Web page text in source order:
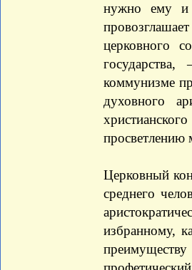
нужно ему и
церковного
коммунизме
духовного
просветлению
Церковный
среднего
избранному,